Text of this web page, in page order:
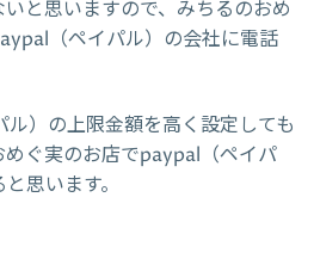
と思いますので、みちるのおめ
（ペイパル）の会社に電話
）の上限金額を高く設定しても
めぐ実のお店でpaypal（ペイパ
思います。